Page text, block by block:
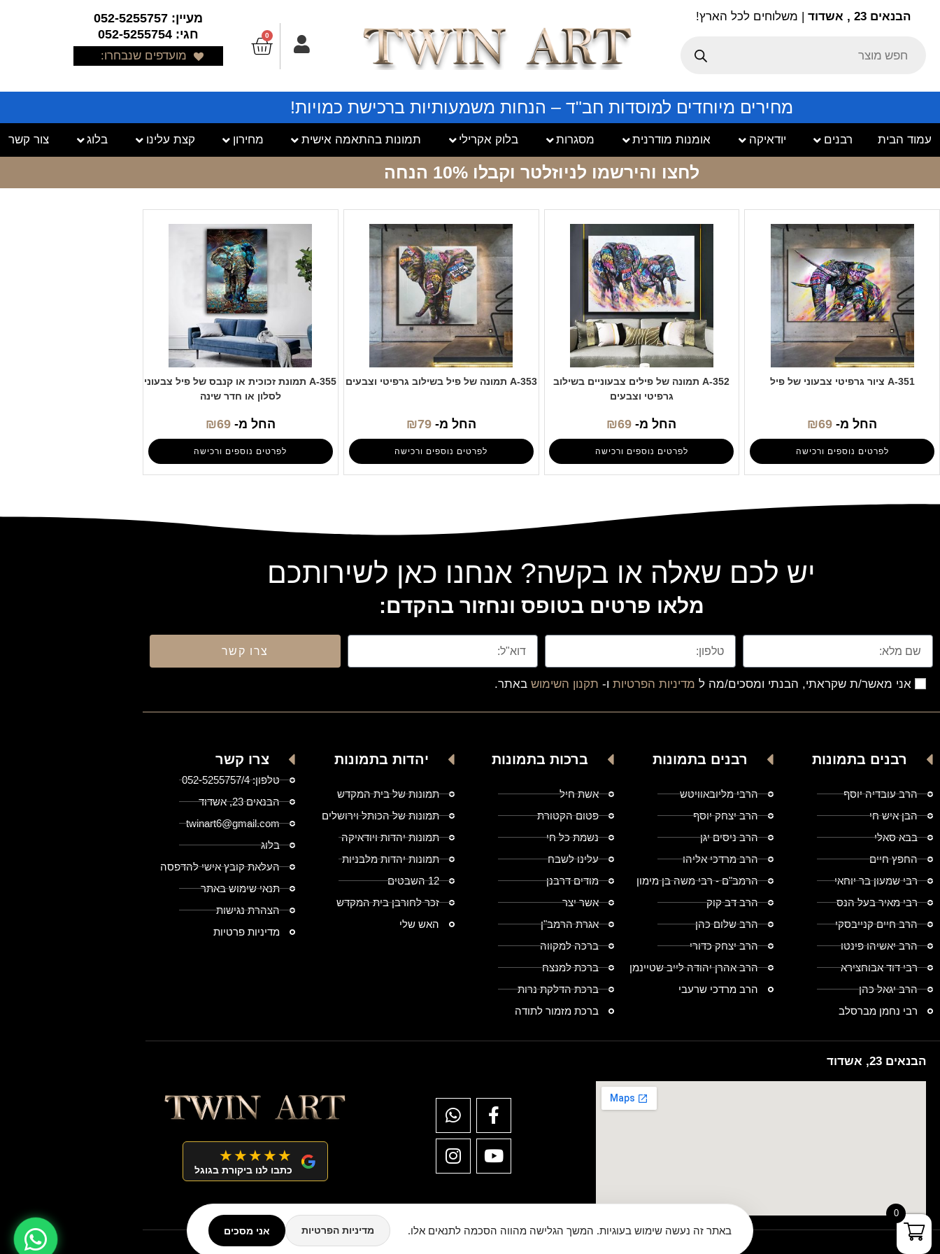
הבנאים 23 , אשדוד | משלוחים לכל הארץ!
0
מעיין: 052-5255757
חגי: 052-5255754
מועדפים שנבחרו:
מחירים מיוחדים למוסדות חב"ד – הנחות משמעותיות ברכישת כמויות!
עמוד הבית רבנים יודאיקה אומנות מודרנית מסגרות בלוק אקרילי תמונות בהתאמה אישית מחירון קצת עלינו בלוג צור קשר
לחצו והירשמו לניוזלטר וקבלו 10% הנחה
A-351 ציור גרפיטי צבעוני של פיל
החל מ- ₪69
לפרטים נוספים ורכישה
A-352 תמונה של פילים צבעוניים בשילוב
גרפיטי וצבעים
החל מ- ₪69
לפרטים נוספים ורכישה
A-353 תמונה של פיל בשילוב גרפיטי וצבעים
החל מ- ₪79
לפרטים נוספים ורכישה
A-355 תמונת זכוכית או קנבס של פיל צבעוני
לסלון או חדר שינה
החל מ- ₪69
לפרטים נוספים ורכישה
יש לכם שאלה או בקשה? אנחנו כאן לשירותכם
מלאו פרטים בטופס ונחזור בהקדם:
אני מאשר/ת שקראתי, הבנתי ומסכים/מה ל מדיניות הפרטיות ו- תקנון השימוש באתר.
צרו קשר
רבנים בתמונות
הרב עובדיה יוסף
הבן איש חי
בבא סאלי
החפץ חיים
רבי שמעון בר יוחאי
רבי מאיר בעל הנס
הרב חיים קנייבסקי
הרב יאשיהו פינטו
רבי דוד אבוחצירא
הרב יגאל כהן
רבי נחמן מברסלב
רבנים בתמונות
הרבי מליובאוויטש
הרב יצחק יוסף
הרב ניסים יגן
הרב מרדכי אליהו
הרמב"ם - רבי משה בן מימון
הרב דב קוק
הרב שלום כהן
הרב יצחק כדורי
הרב אהרן יהודה לייב שטיינמן
הרב מרדכי שרעבי
ברכות בתמונות
אשת חיל
פטום הקטורת
נשמת כל חי
עלינו לשבח
מודים דרבנן
אשר יצר
אגרת הרמב"ן
ברכה למקווה
ברכת למנצח
ברכת הדלקת נרות
ברכת מזמור לתודה
יהדות בתמונות
תמונות של בית המקדש
תמונות של הכותל וירושלים
תמונות יהדות ויודאיקה
תמונות יהדות מלבניות
12 השבטים
זכר לחורבן בית המקדש
האש שלי
צרו קשר
טלפון: 052-5255757/4
הבנאים 23, אשדוד
twinart6@gmail.com
בלוג
העלאת קובץ אישי להדפסה
תנאי שימוש באתר
הצהרת נגישות
מדיניות פרטיות
הבנאים 23, אשדוד
★★★★★
כתבו לנו ביקורת בגוגל
באתר זה נעשה שימוש בעוגיות. המשך הגלישה מהווה הסכמה לתנאים אלו. מדיניות הפרטיות אני מסכים
0